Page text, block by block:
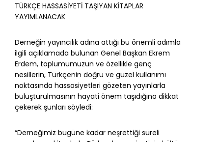
TÜRKÇE HASSASİYETİ TAŞIYAN KİTAPLAR
YAYIMLANACAK
Derneğin yayıncılık adına attığı bu önemli adımla
ilgili açıklamada bulunan Genel Başkan Ekrem
Erdem, toplumumuzun ve özellikle genç
nesillerin, Türkçenin doğru ve güzel kullanımı
noktasında hassasiyetleri gözeten yayınlarla
buluşturulmasının hayati önem taşıdığına dikkat
çekerek şunları söyledi:
“Derneğimiz bugüne kadar neşrettiği süreli